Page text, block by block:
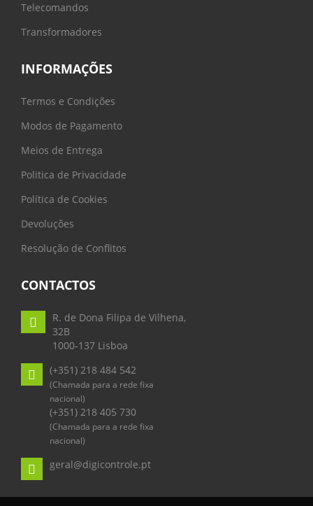
Telecomandos
Transformadores
INFORMAÇÕES
Termos e Condições
Modos de Pagamento
Meios de Entrega
Politica de Privacidade
Política de Cookies
Devoluções
Resolução de Conflitos
CONTACTOS
R. de Dona Filipa de Vilhena,
32B
1000-137 Lisboa
(+351) 218 484 542
(Chamada para a rede fixa
nacional)
(+351) 218 405 730
(Chamada para a rede fixa
nacional)
geral@digicontrole.pt